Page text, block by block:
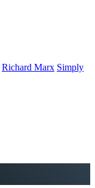
Richard Marx Simply